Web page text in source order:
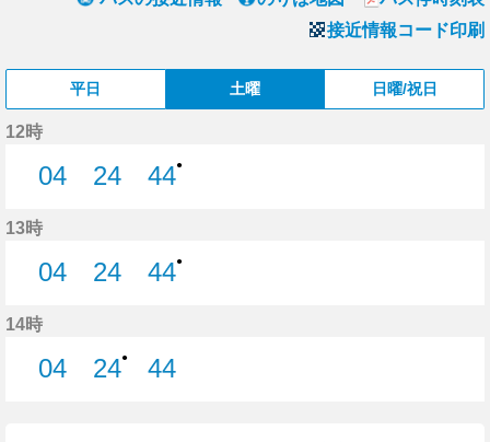
接近情報コード印刷
平日 土曜 日曜/祝日
12時
04
24
44●
13時
04
24
44●
14時
04
24●
44